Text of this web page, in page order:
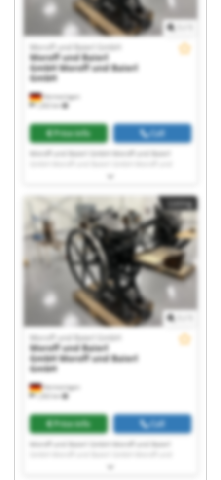
Hermaringen
1,202 km
Moroff und Baierl GmbH
Moroff und Baierl
GmbHMoroff und Baierl
GmbH
Price info Call
Moroff und Baierl GmbH Moroff und Baierl
Baierl GmbH Moroff und Baierl GmbH Moroff
Moroff und Baierl GmbH Moroff und Baierl
GmbH Moroff und Baierl GmbH Moroff und
Baierl GmbH Moroff und Baierl GmbH Moroff
und Baierl GmbH Moroff und Baierl GmbH
Moroff und Baierl GmbH Moroff und Baierl
GmbH Moroff und Baierl GmbH Moroff und
Baierl GmbH Moroff und Baierl GmbH Moroff
und Baierl GmbH
Listing
Hermaringen
1,202 km
Moroff und Baierl GmbH
Moroff und Baierl
GmbHMoroff und Baierl
GmbH
Price info Call
Moroff und Baierl GmbH Moroff und Baierl
Baierl GmbH Moroff und Baierl GmbH Moroff